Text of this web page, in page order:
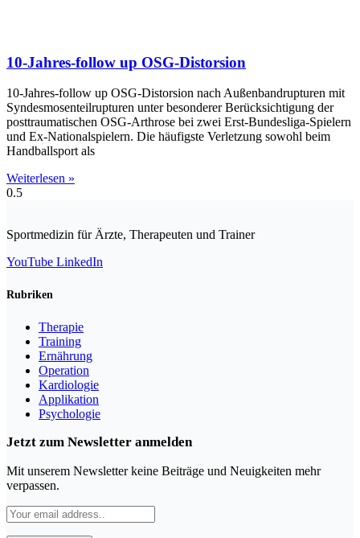
10-Jahres-follow up OSG-Distorsion
10-Jahres-follow up OSG-Distorsion nach Außenbandrupturen mit
Syndesmosenteilrupturen unter besonderer Berücksichtigung der
posttraumatischen OSG-Arthrose bei zwei Erst-Bundesliga-Spielern
und Ex-Nationalspielern. Die häufigste Verletzung sowohl beim
Handballsport als
Weiterlesen »
Sportmedizin für Ärzte, Therapeuten und Trainer
YouTube LinkedIn
Rubriken
Therapie
Training
Ernährung
Operation
Kardiologie
Applikation
Psychologie
Jetzt zum Newsletter anmelden
Mit unserem Newsletter keine Beiträge und Neuigkeiten mehr
verpassen.